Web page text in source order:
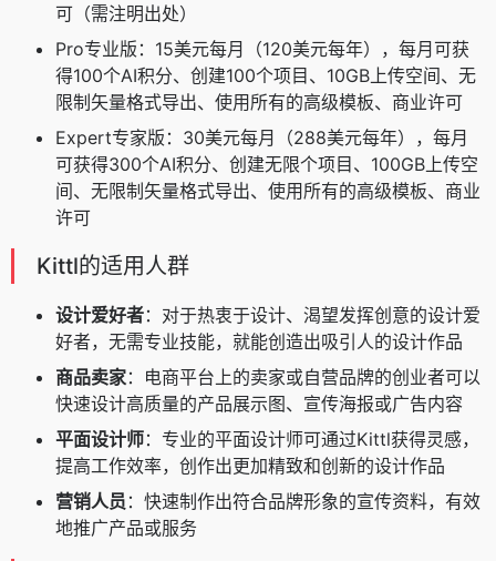
可（需注明出处）
Pro专业版：15美元每月（120美元每年），每月可获
得100个AI积分、创建100个项目、10GB上传空间、无
限制矢量格式导出、使用所有的高级模板、商业许可
Expert专家版：30美元每月（288美元每年），每月
可获得300个AI积分、创建无限个项目、100GB上传空
间、无限制矢量格式导出、使用所有的高级模板、商业
许可
Kittl的适用人群
设计爱好者：对于热衷于设计、渴望发挥创意的设计爱
好者，无需专业技能，就能创造出吸引人的设计作品
商品卖家：电商平台上的卖家或自营品牌的创业者可以
快速设计高质量的产品展示图、宣传海报或广告内容
平面设计师：专业的平面设计师可通过Kittl获得灵感，
提高工作效率，创作出更加精致和创新的设计作品
营销人员 ：快速制作出符合品牌形象的宣传资料，有效
地推广产品或服务